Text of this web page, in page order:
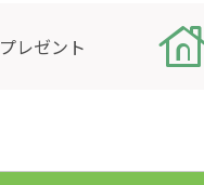
プレゼント